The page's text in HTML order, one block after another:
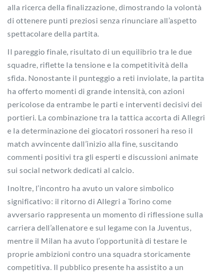
alla ricerca della finalizzazione, dimostrando la volontà
di ottenere punti preziosi senza rinunciare all’aspetto
spettacolare della partita.
Il pareggio finale, risultato di un equilibrio tra le due
squadre, riflette la tensione e la competitività della
sfida. Nonostante il punteggio a reti inviolate, la partita
ha offerto momenti di grande intensità, con azioni
pericolose da entrambe le parti e interventi decisivi dei
portieri. La combinazione tra la tattica accorta di Allegri
e la determinazione dei giocatori rossoneri ha reso il
match avvincente dall’inizio alla fine, suscitando
commenti positivi tra gli esperti e discussioni animate
sui social network dedicati al calcio.
Inoltre, l’incontro ha avuto un valore simbolico
significativo: il ritorno di Allegri a Torino come
avversario rappresenta un momento di riflessione sulla
carriera dell’allenatore e sul legame con la Juventus,
mentre il Milan ha avuto l’opportunità di testare le
proprie ambizioni contro una squadra storicamente
competitiva. Il pubblico presente ha assistito a un